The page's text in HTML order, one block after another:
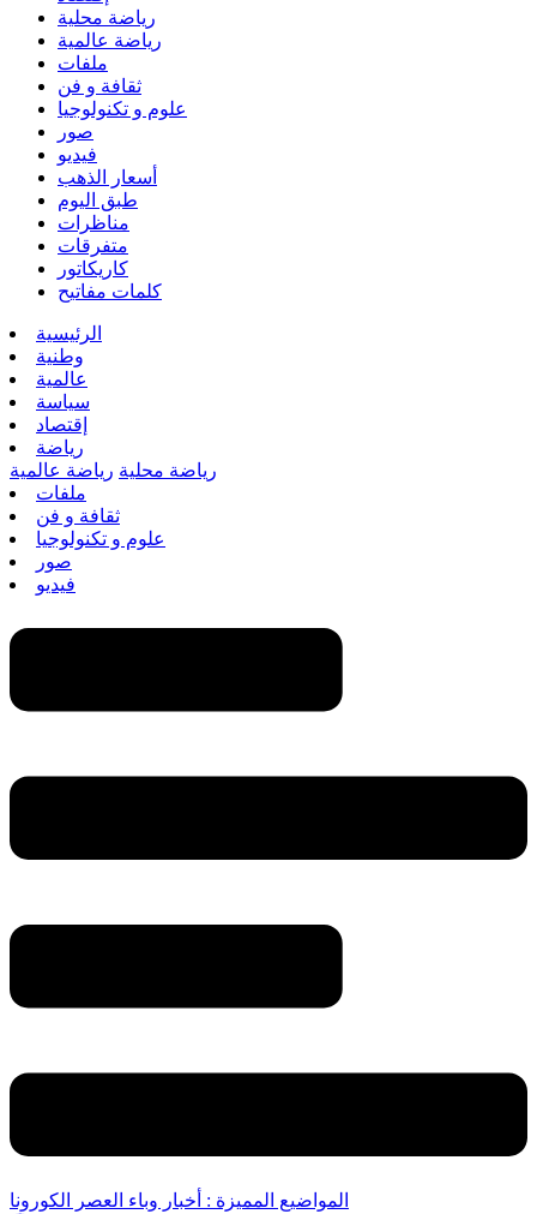
رياضة محلية
رياضة عالمية
ملفات
ثقافة و فن
علوم و تكنولوجيا
صور
فيديو
أسعار الذهب
طبق اليوم
مناظرات
متفرقات
كاريكاتور
كلمات مفاتيح
الرئيسية
وطنية
عالمية
سياسة
إقتصاد
رياضة
رياضة محلية رياضة عالمية
ملفات
ثقافة و فن
علوم و تكنولوجيا
صور
فيديو
المواضيع المميزة : أخبار وباء العصر الكورونا